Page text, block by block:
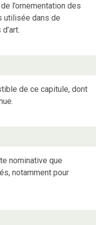
l’ornementation des
utilisée dans de
de ce capitule, dont
nominative que
notamment pour